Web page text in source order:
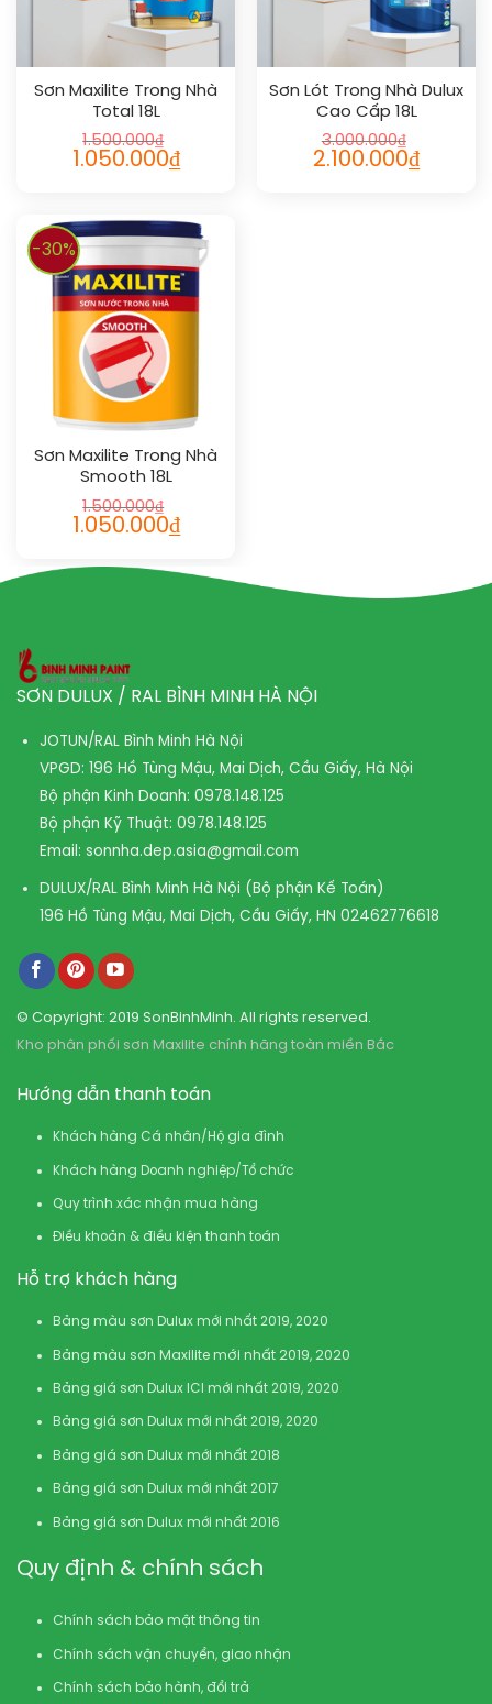
Sơn Maxilite Trong Nhà
Total 18L
1.500.000₫
1.050.000₫
Sơn Lót Trong Nhà Dulux
Cao Cấp 18L
3.000.000₫
2.100.000₫
-30%
Sơn Maxilite Trong Nhà
Smooth 18L
1.500.000₫
1.050.000₫
SƠN DULUX / RAL BÌNH MINH HÀ NỘI
JOTUN/RAL Bình Minh Hà Nội
VPGD: 196 Hồ Tùng Mậu, Mai Dịch, Cầu Giấy, Hà Nội
Bộ phận Kinh Doanh: 0978.148.125
Bộ phận Kỹ Thuật: 0978.148.125
Email: sonnha.dep.asia@gmail.com
DULUX/RAL Bình Minh Hà Nội (Bộ phận Kế Toán)
196 Hồ Tùng Mậu, Mai Dịch, Cầu Giấy, HN 02462776618
© Copyright: 2019 SonBinhMinh. All rights reserved.
Kho phân phối sơn Maxilite chính hãng toàn miền Bắc
Hướng dẫn thanh toán
Khách hàng Cá nhân/Hộ gia đình
Khách hàng Doanh nghiệp/Tổ chức
Quy trình xác nhận mua hàng
Điều khoản & điều kiện thanh toán
Hỗ trợ khách hàng
Bảng màu sơn Dulux mới nhất 2019, 2020
Bảng màu sơn Maxilite mới nhất 2019, 2020
Bảng giá sơn Dulux ICI mới nhất 2019, 2020
Bảng giá sơn Dulux mới nhất 2019, 2020
Bảng giá sơn Dulux mới nhất 2018
Bảng giá sơn Dulux mới nhất 2017
Bảng giá sơn Dulux mới nhất 2016
Quy định & chính sách
Chính sách bảo mật thông tin
Chính sách vận chuyển, giao nhận
Chính sách bảo hành, đổi trả